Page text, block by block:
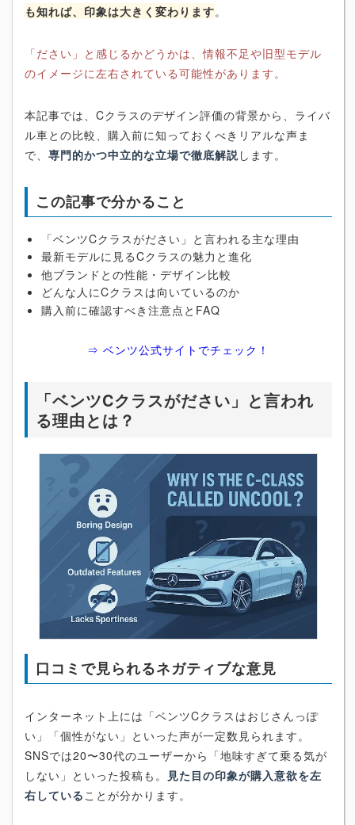
も知れば、印象は大きく変わります。
「ださい」と感じるかどうかは、情報不足や旧型モデル
のイメージに左右されている可能性があります。
本記事では、Cクラスのデザイン評価の背景から、ライバ
ル車との比較、購入前に知っておくべきリアルな声ま
で、 専門的かつ中立的な立場で徹底解説 します。
この記事で分かること
「ベンツCクラスがださい」と言われる主な理由
最新モデルに見るCクラスの魅力と進化
他ブランドとの性能・デザイン比較
どんな人にCクラスは向いているのか
購入前に確認すべき注意点とFAQ
⇒ ベンツ公式サイトでチェック！
「ベンツCクラスがださい」と言われ
る理由とは？
口コミで見られるネガティブな意見
インターネット上には「ベンツCクラスはおじさんっぽ
い」「個性がない」といった声が一定数見られます。
SNSでは20〜30代のユーザーから「地味すぎて乗る気が
しない」といった投稿も。 見た目の印象が購入意欲を左
右していることが分かります。